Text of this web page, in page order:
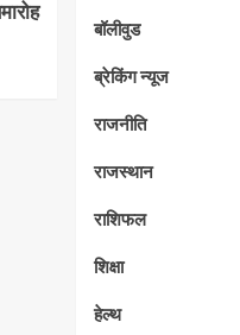
बॉलीवुड
ब्रेकिंग न्यूज
राजनीति
राजस्थान
राशिफल
शिक्षा
हेल्थ